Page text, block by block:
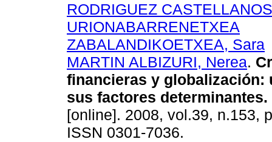
RODRIGUEZ
URIONABARRENETXEA
ZABALANDIKOETXEA, Sara
MARTIN ALBIZURI, Nerea.
financieras y globalización:
sus factores determinantes.
[online]. 2008, vol.39, n.153,
ISSN 0301-7036.